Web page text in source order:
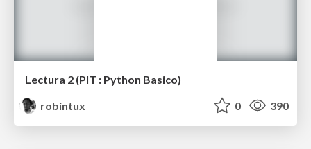
Lectura 2 (PIT : Python Basico)
robintux
0 390